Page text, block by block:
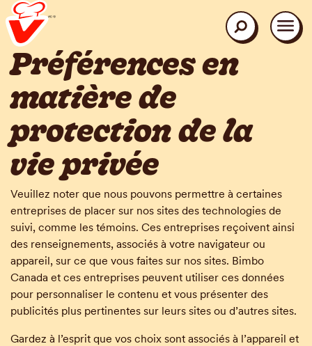
Aller
au
contenu
principal
Rechercher
Préférences en
matière de
protection de la
vie privée
Veuillez noter que nous pouvons permettre à certaines
entreprises de placer sur nos sites des technologies de
suivi, comme les témoins. Ces entreprises reçoivent ainsi
des renseignements, associés à votre navigateur ou
appareil, sur ce que vous faites sur nos sites. Bimbo
Canada et ces entreprises peuvent utiliser ces données
pour personnaliser le contenu et vous présenter des
publicités plus pertinentes sur leurs sites ou d’autres sites.
Gardez à l’esprit que vos choix sont associés à l’appareil et